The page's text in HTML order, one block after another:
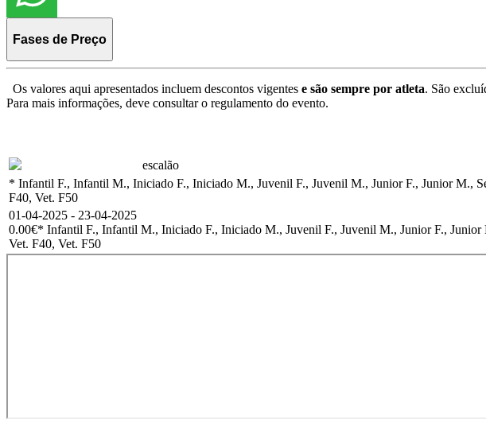
Fases de Preço
Os valores aqui apresentados incluem descontos vigentes e são sempre por atleta. São
Para mais informações, deve consultar o regulamento do evento.
escalão
* Infantil F., Infantil M., Iniciado F., Iniciado M., Juvenil F., Juvenil M., Junior F., Junior M.,
F40, Vet. F50
01-04-2025 - 23-04-2025
0.00€* Infantil F., Infantil M., Iniciado F., Iniciado M., Juvenil F., Juvenil M., Junior F.,
Vet. F40, Vet. F50